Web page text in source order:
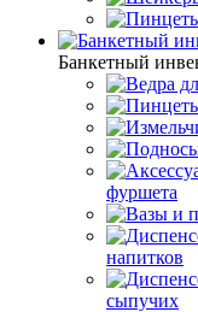
Банкетный
фуршета
напитков
сыпучих